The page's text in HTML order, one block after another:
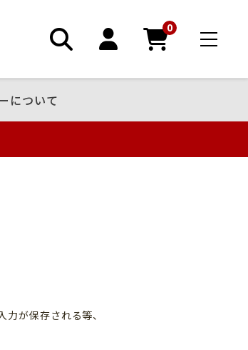
0
について
が保存される等、